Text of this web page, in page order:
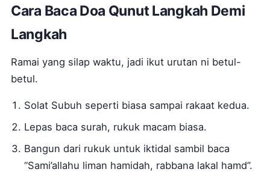
Cara Baca Doa Qunut Langkah Demi
Langkah
Ramai yang silap waktu, jadi ikut urutan ni betul-
betul.
Solat Subuh seperti biasa sampai rakaat kedua.
Lepas baca surah, rukuk macam biasa.
Bangun dari rukuk untuk iktidal sambil baca
“Sami’allahu liman hamidah, rabbana lakal hamd”.